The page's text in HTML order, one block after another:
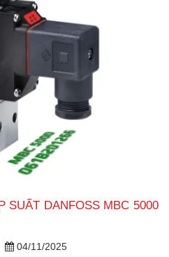
SUẤT DANFOSS MBC 5000
04/11/2025